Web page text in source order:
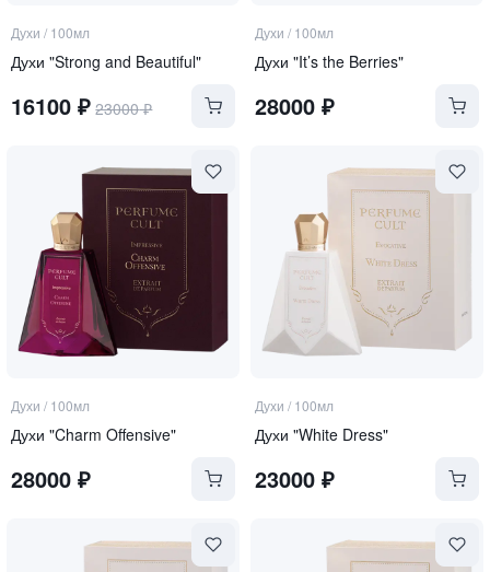
Духи / 100мл
Духи "Strong and Beautiful"
16100 ₽ 23000₽
Духи / 100мл
Духи "It’s the Berries"
28000₽
Духи / 100мл
Духи "Charm Offensive"
28000 ₽
Духи / 100мл
Духи "White Dress"
23000₽